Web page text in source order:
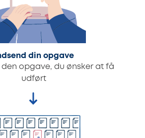
din opgave
den opgave, du ønsker at få
udført